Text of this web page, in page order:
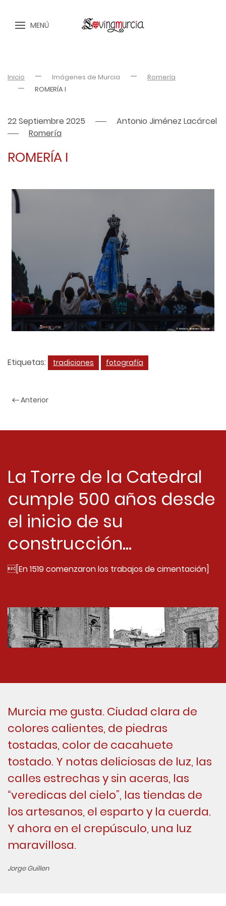
MENÚ
Inicio Imágenes de Murcia
Romería
ROMERÍA I
22 Septiembre 2025
Antonio Jiménez Lacárcel
Romería
ROMERÍA I
Etiquetas: tradiciones fotografía
Anterior
La Torre de la Catedral
cumple 500 años desde
el inicio de su
construcción...
[En 1519 comenzaron los trabajos de cimentación]
Murcia me gusta. Ciudad clara de
colores calientes, de piedras
tostadas, color de cacahuete
tostado. Y notas deliciosas de luz, las
calles estrechas y sin aceras, las
“veredicas del cielo”, las tiendas de
los artesanos, el esparto y la cuerda.
Y ahora en el crepúsculo, una luz
maravillosa.
Jorge Guillen